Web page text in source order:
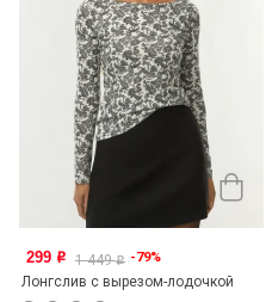
299 o 1 449o -79%
Лонгслив с вырезом-лодочкой